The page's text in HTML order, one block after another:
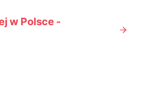
w Polsce -